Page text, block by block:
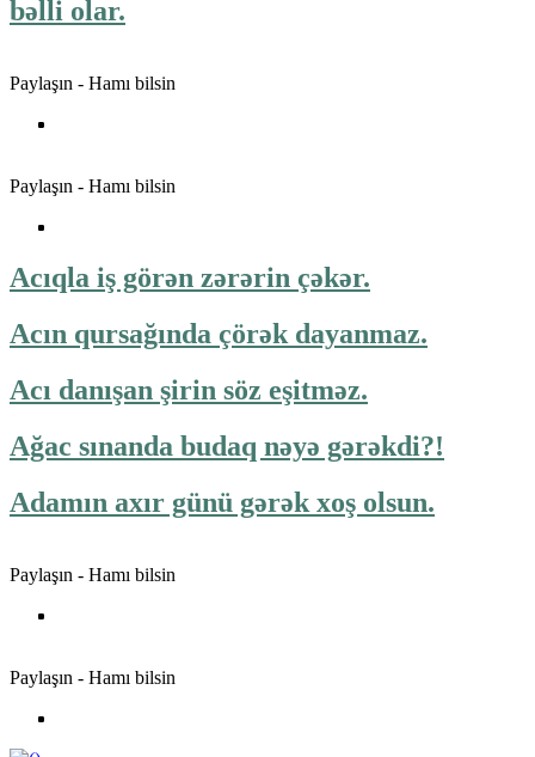
bəlli olar.
Paylaşın - Hamı bilsin
Paylaşın - Hamı bilsin
Acıqla iş görən zərərin çəkər.
Acın qursağında çörək dayanmaz.
Acı danışan şirin söz eşitməz.
Ağac sınanda budaq nəyə gərəkdi?!
Adamın axır günü gərək xoş olsun.
Paylaşın - Hamı bilsin
Paylaşın - Hamı bilsin